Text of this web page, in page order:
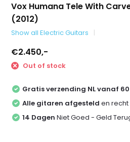
Vox Humana Tele With
(2012)
Show all Electric Guitars
€2.450,-
Out of stock
Gratis verzending NL vanaf
Alle gitaren afgesteld en
14 Dagen Niet Goed - Geld